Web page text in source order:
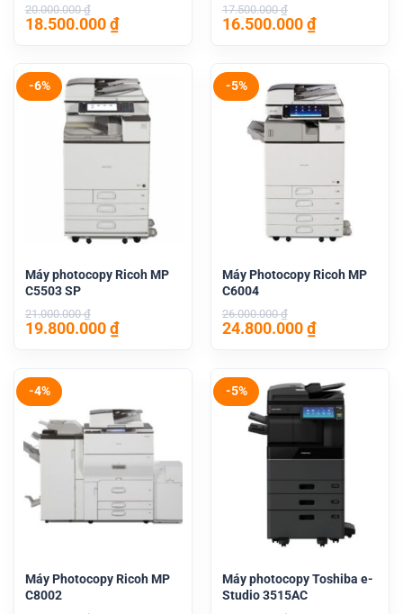
20.000.000₫
Giá
20.000.000 ₫.
18.500.000₫Giá
hiện
18.500.000 ₫.
17.500.000₫
Giá
17.500.000 ₫.
16.500.000₫Giá
hiện
16.500.000
-6%
Máy photocopy Ricoh MP
C5503 SP
21.000.000₫
Giá
21.000.000 ₫.
19.800.000₫Giá
hiện
19.800.000 ₫.
-5%
Máy Photocopy Ricoh MP
C6004
26.000.000₫
Giá
26.000.000 ₫.
24.800.000₫Giá
hiện
24.800.000
-4%
Máy Photocopy Ricoh MP
C8002
-5%
Máy photocopy Toshiba e-
Studio 3515AC